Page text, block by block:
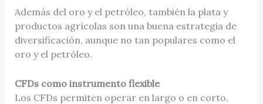
Además del oro y el petróleo, también la plata y
productos agrícolas son una buena estrategia de
diversificación, aunque no tan populares como el
oro y el petróleo.
CFDs como instrumento flexible
Los CFDs permiten operar en largo o en corto,